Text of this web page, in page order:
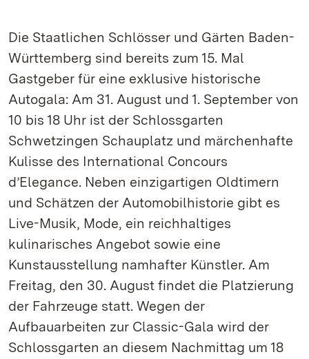
Die Staatlichen Schlösser und Gärten Baden-
Württemberg sind bereits zum 15. Mal
Gastgeber für eine exklusive historische
Autogala: Am 31. August und 1. September von
10 bis 18 Uhr ist der Schlossgarten
Schwetzingen Schauplatz und märchenhafte
Kulisse des International Concours
d’Elegance. Neben einzigartigen Oldtimern
und Schätzen der Automobilhistorie gibt es
Live-Musik, Mode, ein reichhaltiges
kulinarisches Angebot sowie eine
Kunstausstellung namhafter Künstler. Am
Freitag, den 30. August findet die Platzierung
der Fahrzeuge statt. Wegen der
Aufbauarbeiten zur Classic-Gala wird der
Schlossgarten an diesem Nachmittag um 18